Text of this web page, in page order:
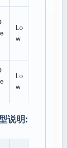
Lo
w
Lo
w
说明: